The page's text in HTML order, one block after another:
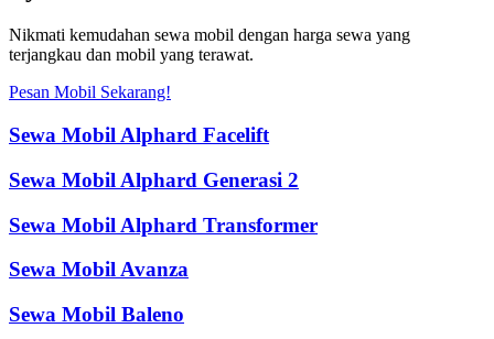
Nikmati kemudahan sewa mobil dengan harga sewa yang
terjangkau dan mobil yang terawat.
Pesan Mobil Sekarang!
Sewa Mobil Alphard Facelift
Sewa Mobil Alphard Generasi 2
Sewa Mobil Alphard Transformer
Sewa Mobil Avanza
Sewa Mobil Baleno